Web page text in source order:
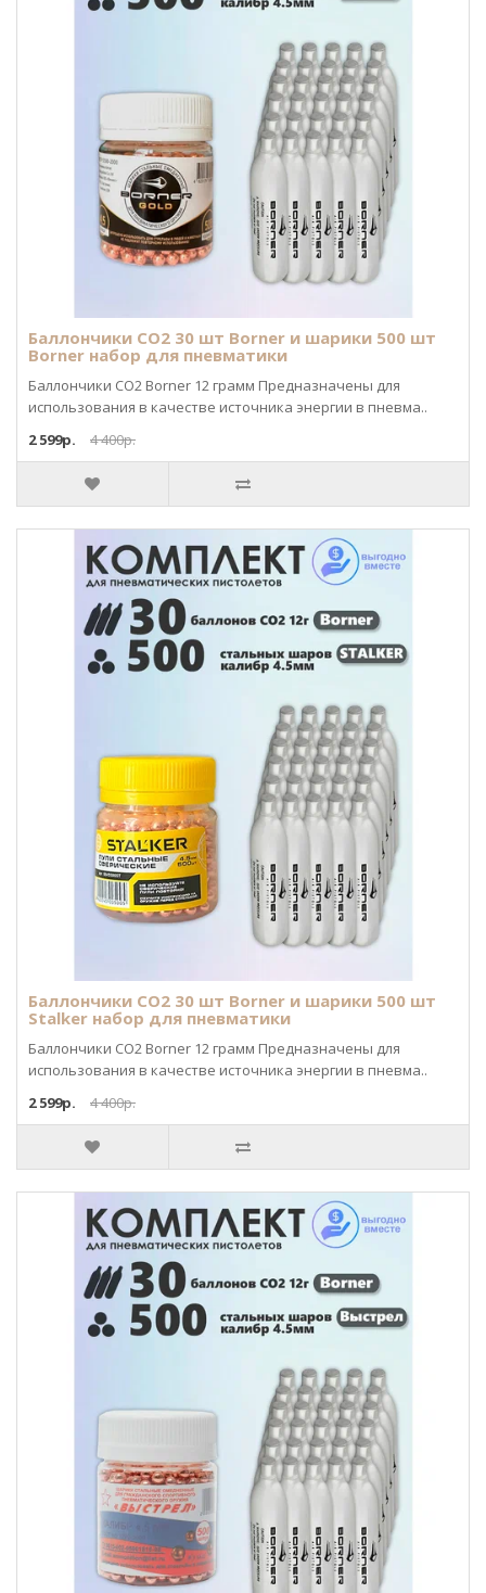
Баллончики CO2 30 шт Borner и шарики 500 шт
Borner набор для пневматики
Баллончики CO2 Borner 12 грамм Предназначены для
использования в качестве источника энергии в пневма..
2 599р.
4 400р.
Баллончики CO2 30 шт Borner и шарики 500 шт
Stalker набор для пневматики
Баллончики CO2 Borner 12 грамм Предназначены для
использования в качестве источника энергии в пневма..
2 599р.
4 400р.